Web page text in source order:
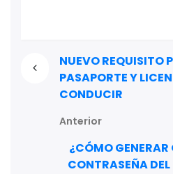
NUEVO REQUISITO
PASAPORTE Y
CONDUCIR
Anterior
¿CÓMO
CONTRASEÑA